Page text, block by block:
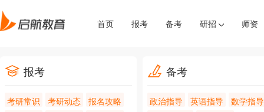
首页 报考 备考 研招 师资
报考
考研常识 考研动态
报名攻略
备考
政治指导 英语指导
数学指导